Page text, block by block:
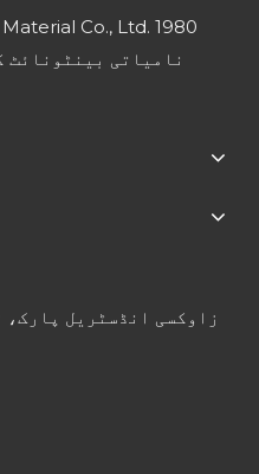
نامیاتی بینٹونائٹ
زاوکسی انڈسٹریل